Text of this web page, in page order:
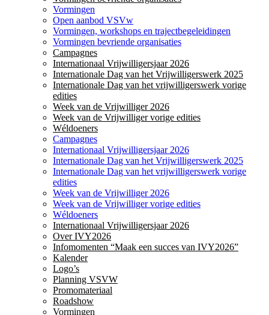
Vormingen
Open aanbod VSVw
Vormingen, workshops en trajectbegeleidingen
Vormingen bevriende organisaties
Campagnes
Internationaal Vrijwilligersjaar 2026
Internationale Dag van het Vrijwilligerswerk 2025
Internationale Dag van het vrijwilligerswerk vorige
edities
Week van de Vrijwilliger 2026
Week van de Vrijwilliger vorige edities
Wéldoeners
Campagnes
Internationaal Vrijwilligersjaar 2026
Internationale Dag van het Vrijwilligerswerk 2025
Internationale Dag van het vrijwilligerswerk vorige
edities
Week van de Vrijwilliger 2026
Week van de Vrijwilliger vorige edities
Wéldoeners
Internationaal Vrijwilligersjaar 2026
Over IVY2026
Infomomenten “Maak een succes van IVY2026”
Kalender
Logo’s
Planning VSVW
Promomateriaal
Roadshow
Vormingen